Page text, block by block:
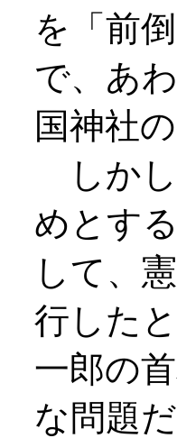
を「前
で、あ
国神社
しかし
めとす
して、
行した
一郎の
な問題だ